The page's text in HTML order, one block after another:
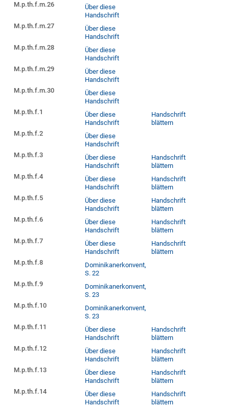
M.p.th.f.m.26
Über diese
Handschrift
M.p.th.f.m.27
Über diese
Handschrift
M.p.th.f.m.28
Über diese
Handschrift
M.p.th.f.m.29
Über diese
Handschrift
M.p.th.f.m.30
Über diese
Handschrift
M.p.th.f.1
Über diese
Handschrift
Handschrift
blättern
M.p.th.f.2
Über diese
Handschrift
M.p.th.f.3
Über diese
Handschrift
Handschrift
blättern
M.p.th.f.4
Über diese
Handschrift
Handschrift
blättern
M.p.th.f.5
Über diese
Handschrift
Handschrift
blättern
M.p.th.f.6
Über diese
Handschrift
Handschrift
blättern
M.p.th.f.7
Über diese
Handschrift
Handschrift
blättern
M.p.th.f.8
Dominikanerkonvent,
S. 22
M.p.th.f.9
Dominikanerkonvent,
S. 23
M.p.th.f.10
Dominikanerkonvent,
S. 23
M.p.th.f.11
Über diese
Handschrift
Handschrift
blättern
M.p.th.f.12
Über diese
Handschrift
Handschrift
blättern
M.p.th.f.13
Über diese
Handschrift
Handschrift
blättern
M.p.th.f.14
Über diese
Handschrift
Handschrift
blättern